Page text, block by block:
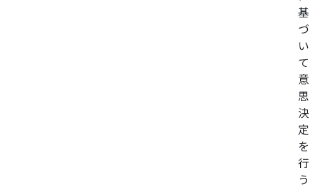
基
づ
い
て
意
思
決
定
を
行
う